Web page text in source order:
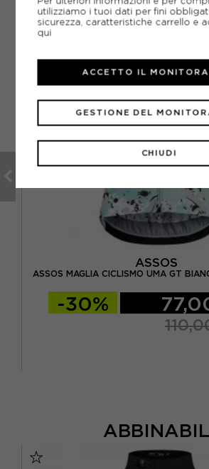
ASSOS
ASSOS MAGLIA CICLISMO UMA GT
-30%
utilizziamo i tuoi dati per fini
sicurezza, caratteristiche carrello e
qui
CHIUDI
GESTIONE DEL
ACCETTO IL